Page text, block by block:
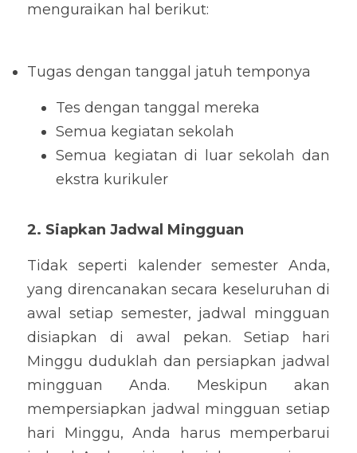
menguraikan hal berikut:
Tugas dengan tanggal jatuh temponya
Tes dengan tanggal mereka
Semua kegiatan sekolah
Semua kegiatan di luar sekolah dan
ekstra kurikuler
2. Siapkan Jadwal Mingguan
Tidak seperti kalender semester Anda,
yang direncanakan secara keseluruhan di
awal setiap semester, jadwal mingguan
disiapkan di awal pekan. Setiap hari
Minggu duduklah dan persiapkan jadwal
mingguan Anda. Meskipun akan
mempersiapkan jadwal mingguan setiap
hari Minggu, Anda harus memperbarui